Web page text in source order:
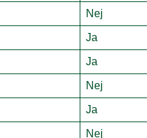
Nej
Ja
Ja
Nej
Ja
Nej